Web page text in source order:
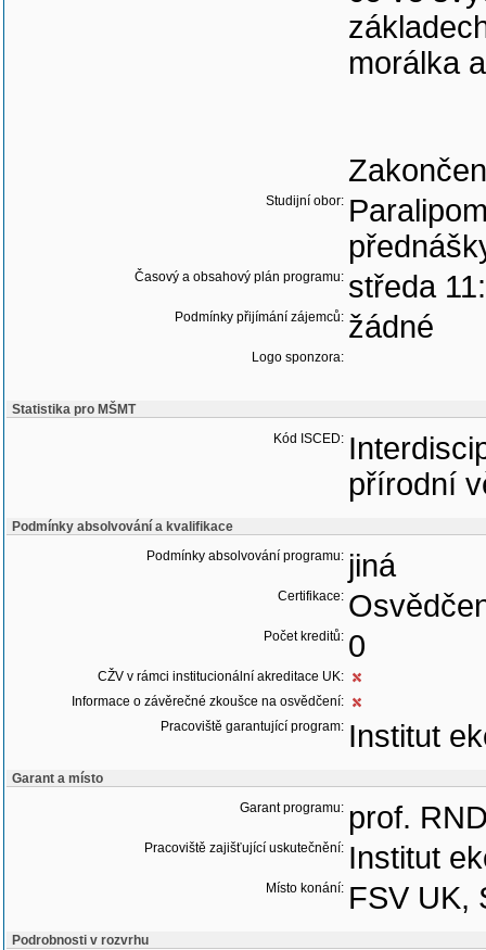
morálka
Studijní obor:
Časový a obsahový plán programu: středa
Podmínky přijímání zájemců: žádné
Logo sponzora:
Statistika pro MŠMT
Kód ISCED:
přírodní
Podmínky absolvování a kvalifikace
Podmínky absolvování programu: jiná
Certifikace:
Počet kreditů: 0
CŽV v rámci institucionální akreditace UK:
Informace o závěrečné zkoušce na osvědčení:
Pracoviště garantující program: Institut
Garant a místo
Garant programu: prof.
Pracoviště zajišťující uskutečnění: Institut
Místo konání: FSV UK,
Podrobnosti v rozvrhu